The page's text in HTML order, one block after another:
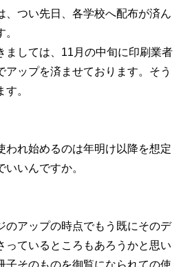
つい先日、各学校へ配布が済ん
しては、11月の中旬に印刷業者
アップを済ませております。そう
。
れ始めるのは年明け以降を想定
いんですか。
アップの時点でもう既にそのデ
っているところもあろうかと思い
子そのものを御覧になられての使